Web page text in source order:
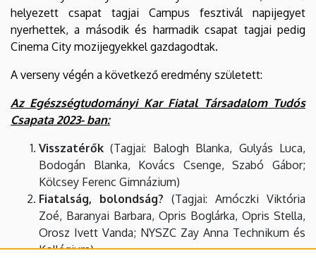
helyezett csapat tagjai Campus fesztivál napijegyet
nyerhettek, a második és harmadik csapat tagjai pedig
Cinema City mozijegyekkel gazdagodtak.
A verseny végén a következő eredmény született:
Az Egészségtudományi Kar Fiatal Társadalom Tudós
Csapata 2023- ban:
Visszatérők (Tagjai: Balogh Blanka, Gulyás Luca,
Bodogán Blanka, Kovács Csenge, Szabó Gábor;
Kölcsey Ferenc Gimnázium)
Fiatalság, bolondság? (Tagjai: Arnóczki Viktória
Zoé, Baranyai Barbara, Opris Boglárka, Opris Stella,
Orosz Ivett Vanda; NYSZC Zay Anna Technikum és
Kollégium)